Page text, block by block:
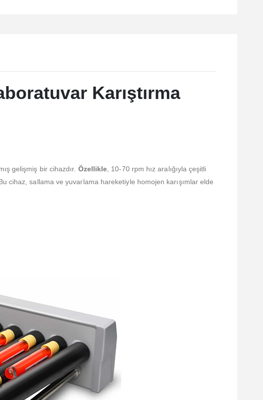
Karıştırma
gelişmiş bir cihazdır. Özellikle , 10-70 rpm hız aralığıyla çeşitli
cihaz, sallama ve yuvarlama hareketiyle homojen karışımlar elde